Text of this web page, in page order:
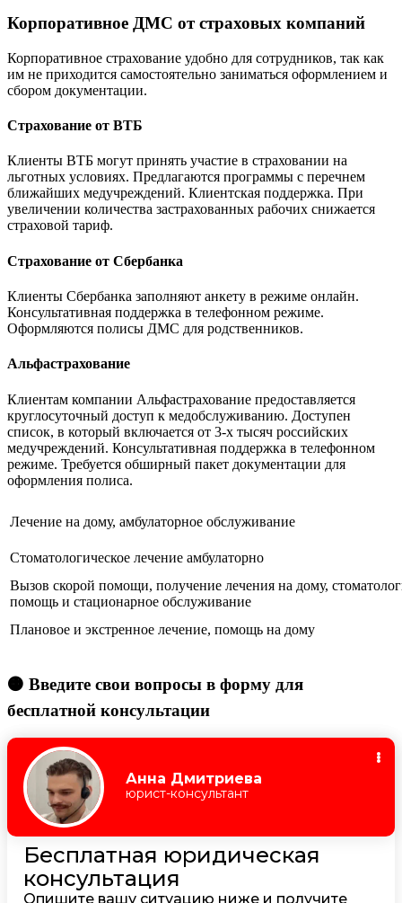
Корпоративное ДМС от страховых компаний
Корпоративное страхование удобно для сотрудников, так как
им не приходится самостоятельно заниматься оформлением и
сбором документации.
Страхование от ВТБ
Клиенты ВТБ могут принять участие в страховании на
льготных условиях. Предлагаются программы с перечнем
ближайших медучреждений. Клиентская поддержка. При
увеличении количества застрахованных рабочих снижается
страховой тариф.
Страхование от Сбербанка
Клиенты Сбербанка заполняют анкету в режиме онлайн.
Консультативная поддержка в телефонном режиме.
Оформляются полисы ДМС для родственников.
Альфастрахование
Клиентам компании Альфастрахование предоставляется
круглосуточный доступ к медобслуживанию. Доступен
список, в который включается от 3-х тысяч российских
медучреждений. Консультативная поддержка в телефонном
режиме. Требуется обширный пакет документации для
оформления полиса.
Лечение на дому, амбулаторное обслуживание
Стоматологическое лечение амбулаторно
Вызов скорой помощи, получение лечения на дому,
помощь и стационарное обслуживание
Плановое и экстренное лечение, помощь на дому
🟠 Введите свои вопросы в форму для
бесплатной консультации